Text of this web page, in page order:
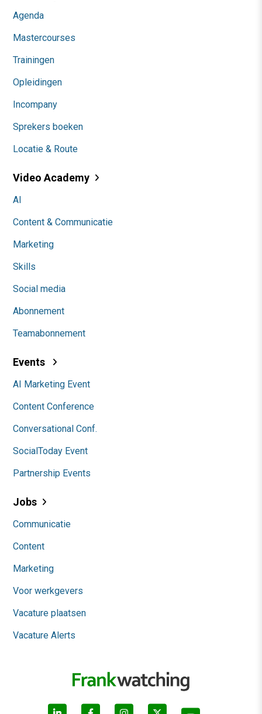
Agenda
Mastercourses
Trainingen
Opleidingen
Incompany
Sprekers boeken
Locatie & Route
Video Academy
AI
Content & Communicatie
Marketing
Skills
Social media
Abonnement
Teamabonnement
Events
AI Marketing Event
Content Conference
Conversational Conf.
SocialToday Event
Partnership Events
Jobs
Communicatie
Content
Marketing
Voor werkgevers
Vacature plaatsen
Vacature Alerts